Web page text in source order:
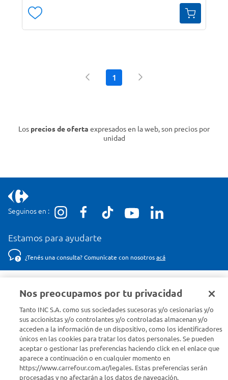
1
Los precios de oferta expresados en la web, son precios por
unidad
Seguinos en :
Estamos para ayudarte
¿Tenés una consulta? Comunicate con nosotros acá
Conocenos
Info útil
Comprá Online
Nos preocupamos por tu privacidad
Tanto INC S.A. como sus sociedades sucesoras y/o cesionarias y/o
sus accionistas y/o controlantes y/o controladas almacenan y/o
acceden a la información de un dispositivo, como los identificadores
únicos en las cookies para tratar los datos personales. Se pueden
aceptar o gestionar las preferencias haciendo click en el enlace que
aparece a continuación o en cualquier momento en
https://www.carrefour.com.ar/legales. Estas preferencias serán
procesadas y no afectarán a los datos de navegación.